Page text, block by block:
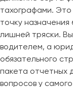
тахографами. Это
точку
лишней тряски.
водителем, а
обязательного
пакета отчетных
вопросов у